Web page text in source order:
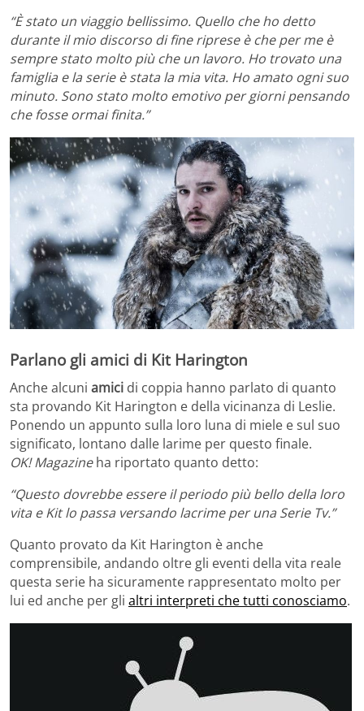
“È stato un viaggio bellissimo. Quello che ho detto
durante il mio discorso di fine riprese è che per me è
sempre stato molto più che un lavoro. Ho trovato una
famiglia e la serie è stata la mia vita. Ho amato ogni suo
minuto. Sono stato molto emotivo per giorni pensando
che fosse ormai finita.”
Parlano gli amici di Kit Harington
Anche alcuni amici di coppia hanno parlato di quanto
sta provando Kit Harington e della vicinanza di Leslie.
Ponendo un appunto sulla loro luna di miele e sul suo
significato, lontano dalle larime per questo finale.
OK! Magazineha riportato quanto detto:
“Questo dovrebbe essere il periodo più bello della loro
vita e Kit lo passa versando lacrime per una Serie Tv.”
Quanto provato da Kit Harington è anche
comprensibile, andando oltre gli eventi della vita reale
questa serie ha sicuramente rappresentato molto per
lui ed anche per gli altri interpreti che tutti conosciamo.